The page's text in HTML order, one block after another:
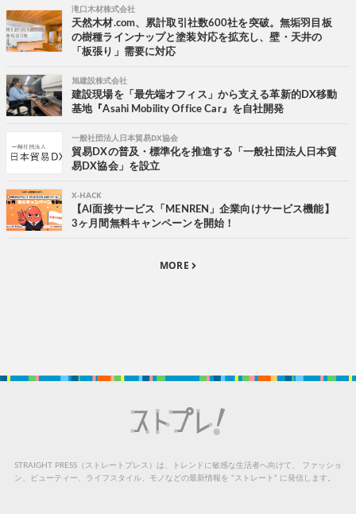
滝口木材株式会社
天然木材.com、累計取引社数600社を突破。無垢羽目板
の樹種ラインナップと塗装対応を拡充し、壁・天井の
「板張り」需要に対応
旭建設株式会社
建設現場を「最先端オフィス」から支える革新的DX移動
基地『Asahi Mobility Office Car』を自社開発
一般社団法人日本貿易DX協会
貿易DXの普及・標準化を推進する「一般社団法人日本貿
易DX協会」を設立
X-HACK
【AI面接サービス「MENREN」企業向けサービス機能】
3ヶ月間無料キャンペーンを開始！
MORE
STRAIGHT PRESS（ストレートプレス）は、トレンドに敏感な生活者へ向けて、
ファッショ
ン、ビューティー、ライフスタイル、モノなどの最新情報を “ストレート” に発信します。